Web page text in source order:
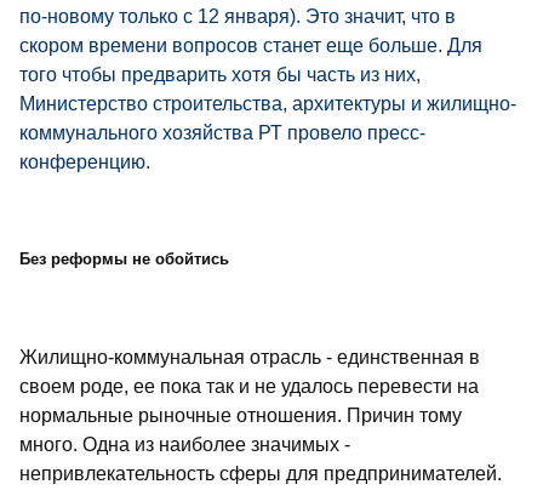
по-новому только с 12 января). Это значит, что в
скором времени вопросов станет еще больше. Для
того чтобы предварить хотя бы часть из них,
Министерство строительства, архитектуры и жилищно-
коммунального хозяйства РТ провело пресс-
конференцию.
Без реформы не обойтись
Жилищно-коммунальная отрасль - единственная в
своем роде, ее пока так и не удалось перевести на
нормальные рыночные отношения. Причин тому
много. Одна из наиболее значимых -
непривлекательность сферы для предпринимателей.